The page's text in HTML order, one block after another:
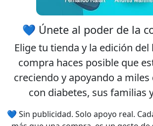
💙 Únete al poder de la
Elige tu tienda y la edición del
compra haces posible que
creciendo y apoyando a miles
con diabetes, sus familias
💙 Sin publicidad. Solo apoyo real.